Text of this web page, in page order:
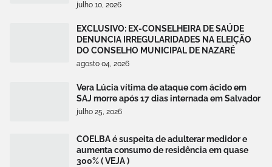
julho 10, 2026
EXCLUSIVO: EX-CONSELHEIRA DE SAÚDE
DENUNCIA IRREGULARIDADES NA ELEIÇÃO
DO CONSELHO MUNICIPAL DE NAZARÉ
agosto 04, 2026
Vera Lúcia vítima de ataque com ácido em
SAJ morre após 17 dias internada em Salvador
julho 25, 2026
COELBA é suspeita de adulterar medidor e
aumenta consumo de residência em quase
300% ( VEJA )